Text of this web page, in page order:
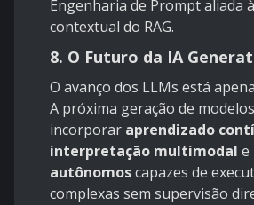
Engenharia de Prompt aliada
contextual do RAG.
8. O Futuro da IA
O avanço dos LLMs está
A próxima geração de
incorporar aprendizado
interpretação multimodal e
autônomoscapazes de
complexas sem supervisão